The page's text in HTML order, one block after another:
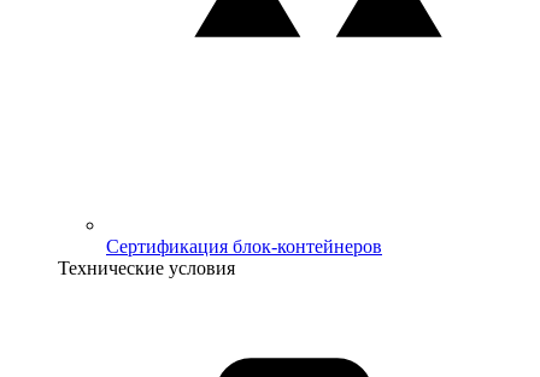
Сертификация блок-контейнеров
Технические условия